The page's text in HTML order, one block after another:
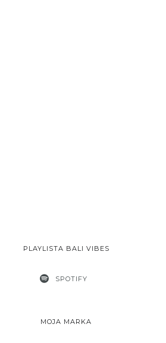
PLAYLISTA BALI VIBES
SPOTIFY
MOJA MARKA